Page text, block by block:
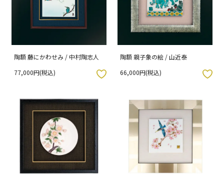
陶額 藤にかわせみ / 中村陶志人
77,000円(税込)
陶額 親子象の絵 / 山近泰
66,000円(税込)
お気に入りボタン